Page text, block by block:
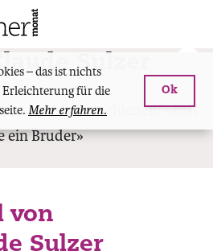
– das ist nichts
Erleichterung für die
Mehr erfahren.
Ok
Sulzer
von ihm erschienen: «Fast
ein Bruder»
von
Sulzer